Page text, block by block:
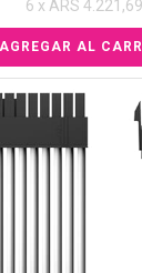
6 x ARS 4.221,69